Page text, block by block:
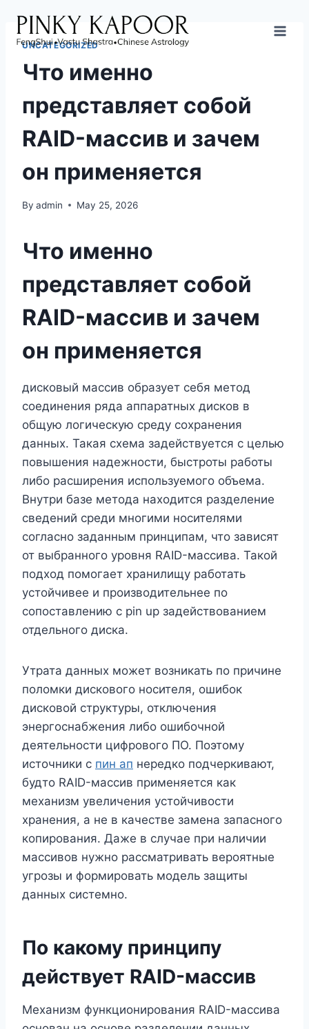
UNCATEGORIZED
Что именно
представляет собой
RAID-массив и зачем
он применяется
By admin May 25, 2026
Что именно
представляет собой
RAID-массив и зачем
он применяется
дисковый массив образует себя метод
соединения ряда аппаратных дисков в
общую логическую среду сохранения
данных. Такая схема задействуется с целью
повышения надежности, быстроты работы
либо расширения используемого объема.
Внутри базе метода находится разделение
сведений среди многими носителями
согласно заданным принципам, что зависят
от выбранного уровня RAID-массива. Такой
подход помогает хранилищу работать
устойчивее и производительнее по
сопоставлению с pin up задействованием
отдельного диска.
Утрата данных может возникать по причине
поломки дискового носителя, ошибок
дисковой структуры, отключения
энергоснабжения либо ошибочной
деятельности цифрового ПО. Поэтому
источники с пин ап нередко подчеркивают,
будто RAID-массив применяется как
механизм увеличения устойчивости
хранения, а не в качестве замена запасного
копирования. Даже в случае при наличии
массивов нужно рассматривать вероятные
угрозы и формировать модель защиты
данных системно.
По какому принципу
действует RAID-массив
Механизм функционирования RAID-массива